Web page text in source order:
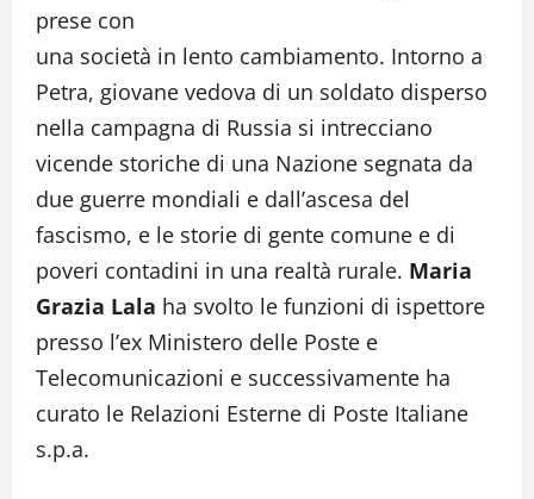
prese con
una società in lento cambiamento. Intorno a
Petra, giovane vedova di un soldato disperso
nella campagna di Russia si intrecciano
vicende storiche di una Nazione segnata da
due guerre mondiali e dall’ascesa del
fascismo, e le storie di gente comune e di
poveri contadini in una realtà rurale. Maria
Grazia Lala ha svolto le funzioni di ispettore
presso l’ex Ministero delle Poste e
Telecomunicazioni e successivamente ha
curato le Relazioni Esterne di Poste Italiane
s.p.a.